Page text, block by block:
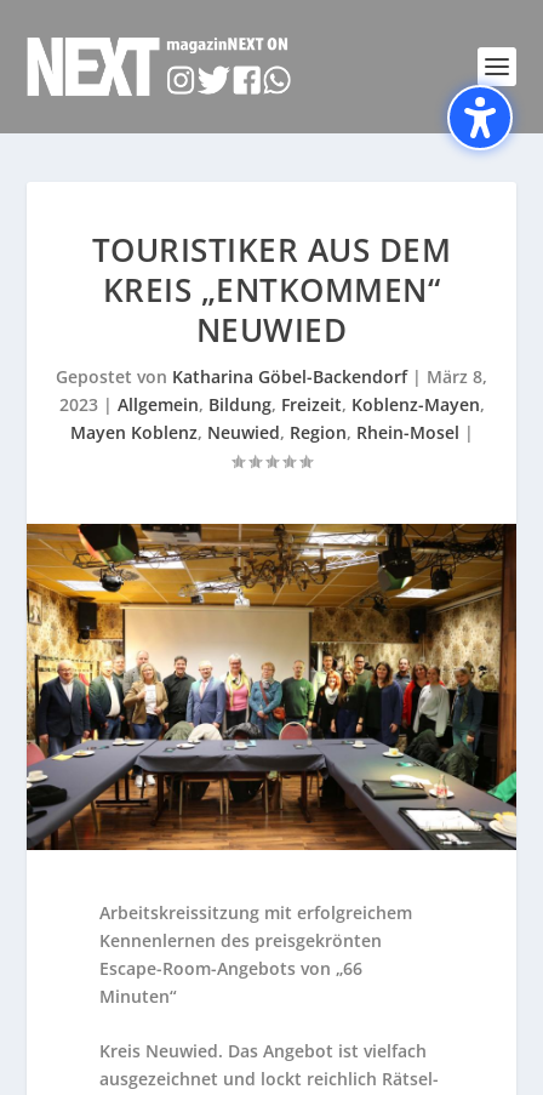
TOURISTIKER AUS DEM
KREIS „ENTKOMMEN“
NEUWIED
Gepostet von Katharina Göbel-Backendorf| März 8,
2023| Allgemein, Bildung, Freizeit, Koblenz-Mayen,
Mayen Koblenz, Neuwied, Region, Rhein-Mosel |
Arbeitskreissitzung mit erfolgreichem
Kennenlernen des preisgekrönten
Escape-Room-Angebots von „66
Minuten“
Kreis Neuwied. Das Angebot ist vielfach
ausgezeichnet und lockt reichlich Rätsel-